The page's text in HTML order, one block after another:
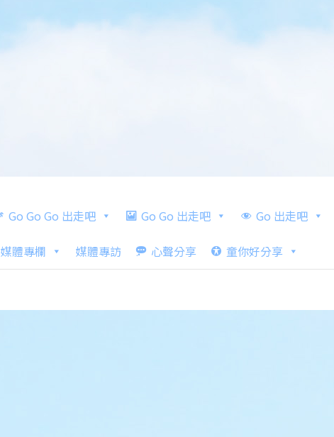
Go Go Go 出走吧 Go Go 出走吧
Go 出走吧
媒體專欄 媒體專訪 心聲分享 童你好分享